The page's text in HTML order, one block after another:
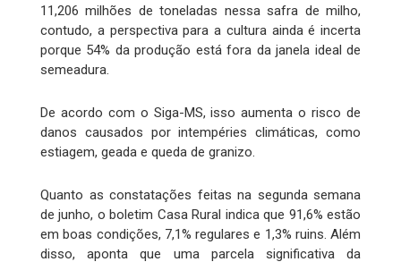
11,206 milhões de toneladas nessa safra de milho,
contudo, a perspectiva para a cultura ainda é incerta
porque 54% da produção está fora da janela ideal de
semeadura.
De acordo com o Siga-MS, isso aumenta o risco de
danos causados por intempéries climáticas, como
estiagem, geada e queda de granizo.
Quanto as constatações feitas na segunda semana
de junho, o boletim Casa Rural indica que 91,6% estão
em boas condições, 7,1% regulares e 1,3% ruins. Além
disso, aponta que uma parcela significativa da